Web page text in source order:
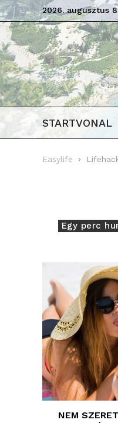
2026. augusztus
STARTVONAL
Easylife
Egy perc
NEM